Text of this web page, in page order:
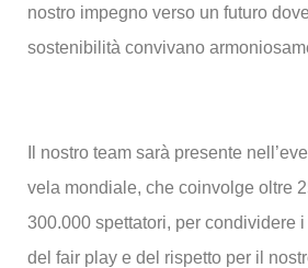
nostro impegno verso un futuro
sostenibilità convivano
Il nostro team sarà presente
vela mondiale, che coinvolge oltre
300.000 spettatori, per condividere
del fair play e del rispetto per il